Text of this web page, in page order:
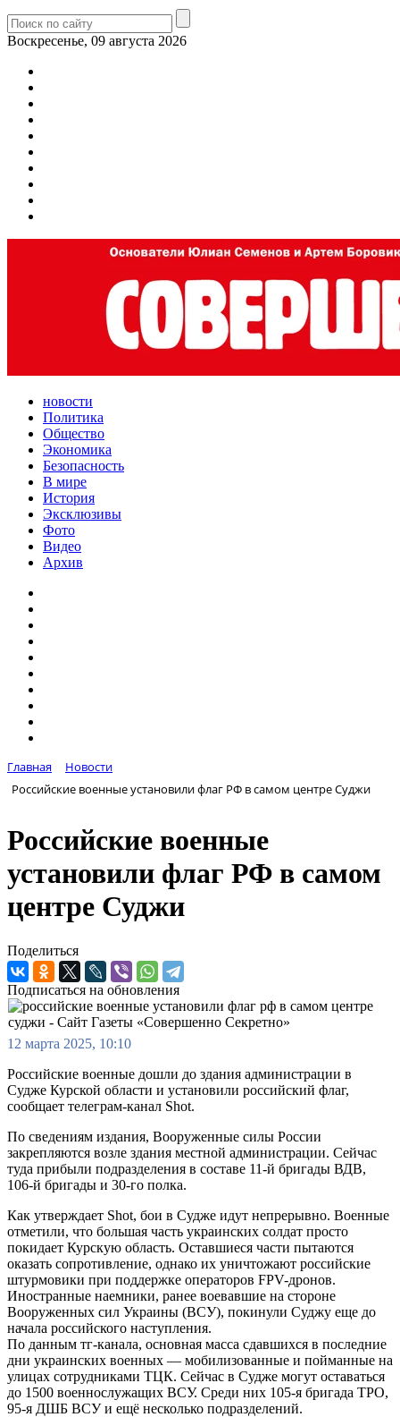
Воскресенье, 09 августа 2026
новости
Политика
Общество
Экономика
Безопасность
В мире
История
Эксклюзивы
Фото
Видео
Архив
Главная
Новости
Российские военные установили флаг РФ в самом центре Суджи
Российские военные
установили флаг РФ в самом
центре Суджи
Поделиться
Подписаться на обновления
12 марта 2025, 10:10
Российские военные дошли до здания администрации в
Судже Курской области и установили российский флаг,
сообщает телеграм-канал Shot.
По сведениям издания, Вооруженные силы России
закрепляются возле здания местной администрации. Сейчас
туда прибыли подразделения в составе 11-й бригады ВДВ,
106-й бригады и 30-го полка.
Как утверждает Shot, бои в Судже идут непрерывно. Военные
отметили, что большая часть украинских солдат просто
покидает Курскую область. Оставшиеся части пытаются
оказать сопротивление, однако их уничтожают российские
штурмовики при поддержке операторов FPV-дронов.
Иностранные наемники, ранее воевавшие на стороне
Вооруженных сил Украины (ВСУ), покинули Суджу еще до
начала российского наступления.
По данным тг-канала, основная масса сдавшихся в последние
дни украинских военных — мобилизованные и пойманные на
улицах сотрудниками ТЦК. Сейчас в Судже могут оставаться
до 1500 военнослужащих ВСУ. Среди них 105-я бригада ТРО,
95-я ДШБ ВСУ и ещё несколько подразделений.